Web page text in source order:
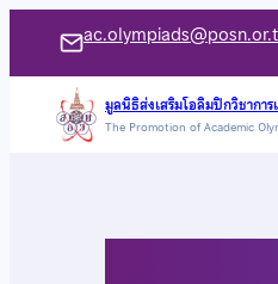
เนื้อหา
มูลนิธิส่งเสริมโอลิมปิกวิชากา
The Promotion of Academic